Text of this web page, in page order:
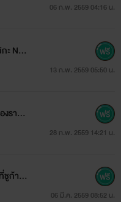
ก ซึ่งเธอเองก็ไม่รู้ว่าเกิด
ยู่โลกมนุษย์
06 ก.พ. 2559 04:16 น.
ะ NC
13 ก.พ. 2559 05:50 น.
ราชินี
28 ก.พ. 2559 14:21 น.
ชูก้ารั
06 มี.ค. 2559 08:52 น.